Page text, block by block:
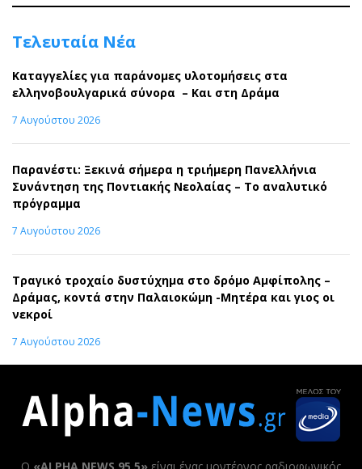
Τελευταία Νέα
Καταγγελίες για παράνομες υλοτομήσεις στα
ελληνοβουλγαρικά σύνορα – Και στη Δράμα
7 Αυγούστου 2026
Παρανέστι: Ξεκινά σήμερα η τριήμερη Πανελλήνια
Συνάντηση της Ποντιακής Νεολαίας – Το αναλυτικό
πρόγραμμα
7 Αυγούστου 2026
Τραγικό τροχαίο δυστύχημα στο δρόμο Αμφίπολης –
Δράμας, κοντά στην Παλαιοκώμη -Μητέρα και γιος οι
νεκροί
7 Αυγούστου 2026
Ο «ALPHA NEWS 95,5» είναι ένας μοντέρνος ραδιοφωνικός